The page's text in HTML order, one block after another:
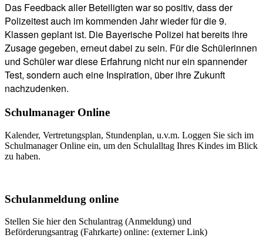
Das Feedback aller Beteiligten war so positiv, dass der
Polizeitest auch im kommenden Jahr wieder für die 9.
Klassen geplant ist. Die Bayerische Polizei hat bereits ihre
Zusage gegeben, erneut dabei zu sein. Für die Schülerinnen
und Schüler war diese Erfahrung nicht nur ein spannender
Test, sondern auch eine Inspiration, über ihre Zukunft
nachzudenken.
Schulmanager Online
Kalender, Vertretungsplan, Stundenplan, u.v.m. Loggen Sie sich im
Schulmanager Online ein, um den Schulalltag Ihres Kindes im Blick
zu haben.
Schulanmeldung online
Stellen Sie hier den Schulantrag (Anmeldung) und
Beförderungsantrag (Fahrkarte) online: (externer Link)